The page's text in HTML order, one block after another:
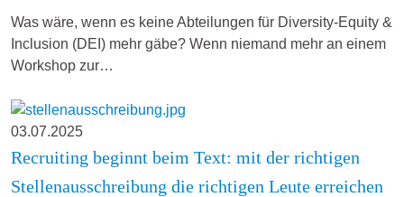
Was wäre, wenn es keine Abteilungen für Diversity-Equity &
Inclusion (DEI) mehr gäbe? Wenn niemand mehr an einem
Workshop zur…
03.07.2025
Recruiting beginnt beim Text: mit der richtigen
Stellenausschreibung die richtigen Leute erreichen